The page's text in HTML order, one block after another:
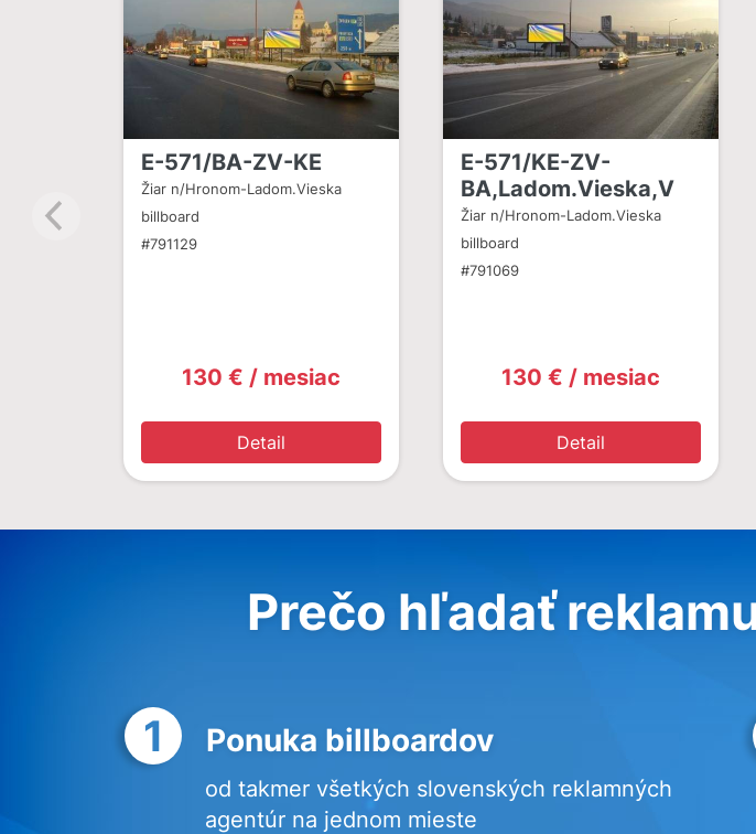
E-571/BA-ZV-KE
Žiar n/Hronom-Ladom.Vieska
billboard
#791129
130 € / mesiac
Detail
E-571/KE-ZV-
BA,Ladom.Vieska,V
Žiar n/Hronom-Ladom.Vieska
billboard
#791069
130 € / mesiac
Detail
Prečo hľadať
1 Ponuka billboardov
od takmer všetkých slovenských reklamných
agentúr na jednom mieste